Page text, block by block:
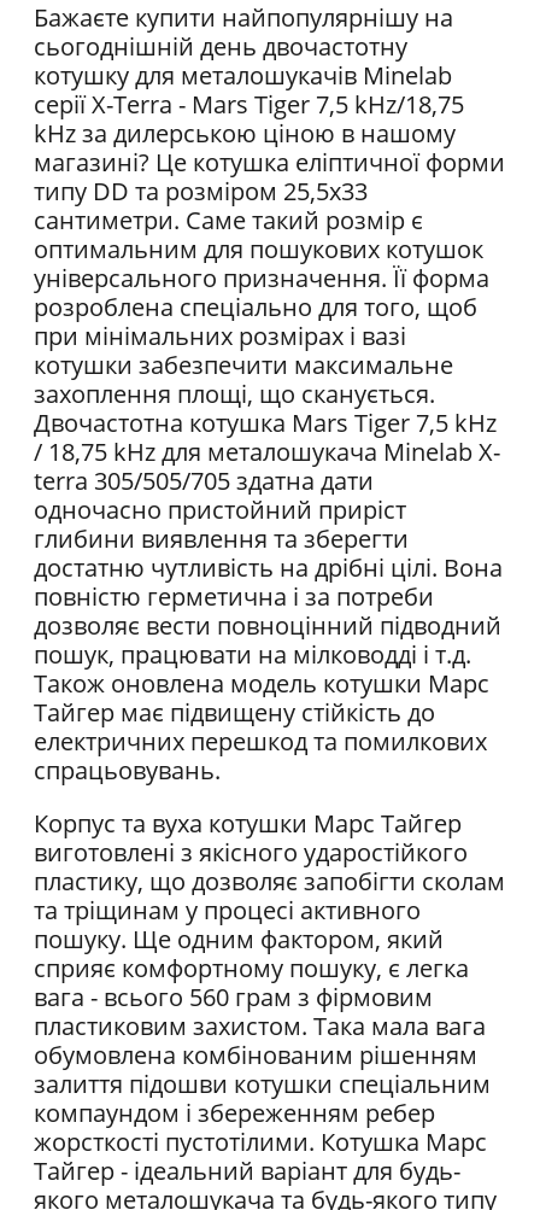
Бажаєте купити найпопулярнішу на
сьогоднішній день двочастотну
котушку для металошукачів Minelab
серії X-Terra - Mars Tiger 7,5 kHz/18,75
kHz за дилерською ціною в нашому
магазині? Це котушка еліптичної форми
типу DD та розміром 25,5х33
сантиметри. Саме такий розмір є
оптимальним для пошукових котушок
універсального призначення. Її форма
розроблена спеціально для того, щоб
при мінімальних розмірах і вазі
котушки забезпечити максимальне
захоплення площі, що сканується.
Двочастотна котушка Mars Tiger 7,5 kHz
/ 18,75 kHz для металошукача Minelab X-
terra 305/505/705 здатна дати
одночасно пристойний приріст
глибини виявлення та зберегти
достатню чутливість на дрібні цілі. Вона
повністю герметична і за потреби
дозволяє вести повноцінний підводний
пошук, працювати на мілководді і т.д.
Також оновлена ​​модель котушки Марс
Тайгер має підвищену стійкість до
електричних перешкод та помилкових
спрацьовувань.
Корпус та вуха котушки Марс Тайгер
виготовлені з якісного ударостійкого
пластику, що дозволяє запобігти сколам
та тріщинам у процесі активного
пошуку. Ще одним фактором, який
сприяє комфортному пошуку, є легка
вага - всього 560 грам з фірмовим
пластиковим захистом. Така мала вага
обумовлена ​​комбінованим рішенням
залиття підошви котушки спеціальним
компаундом і збереженням ребер
жорсткості пустотілими. Котушка Марс
Тайгер - ідеальний варіант для будь-
якого металошукача та будь-якого типу